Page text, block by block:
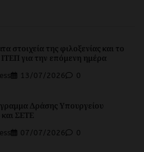
στοιχεία της φιλοξενίας και το
για την επόμενη ημέρα
13/07/2026 0
Δράσης Υπουργείου
ΣΕΤΕ
07/07/2026 0